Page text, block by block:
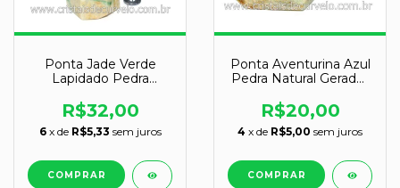
Ponta Jade Verde
Lapidado Pedra
Cod 121191
R$32,00
6 x de R$5,33 sem juros
Ponta Aventurina Azul
Pedra Natural Gerador
R$20,00
4 x de R$5,00 sem juros